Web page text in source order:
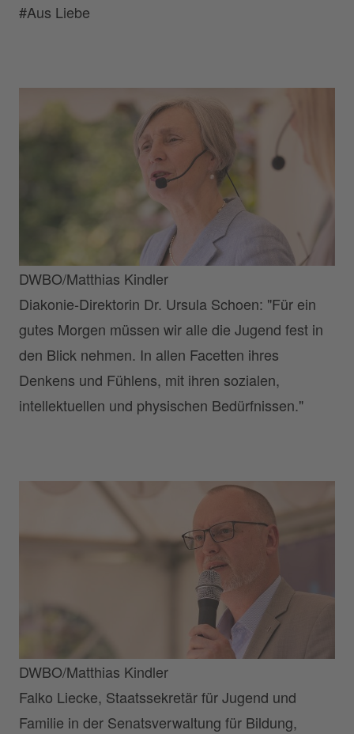
#Aus Liebe
DWBO/Matthias Kindler
Diakonie-Direktorin Dr. Ursula Schoen: "Für ein
gutes Morgen müssen wir alle die Jugend fest in
den Blick nehmen. In allen Facetten ihres
Denkens und Fühlens, mit ihren sozialen,
intellektuellen und physischen Bedürfnissen."
DWBO/Matthias Kindler
Falko Liecke, Staatssekretär für Jugend und
Familie in der Senatsverwaltung für Bildung,